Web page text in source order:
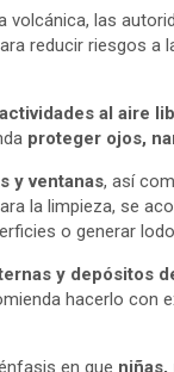
volcánica, las
reducir riesgos a
al aire
proteger ojos,
y ventanas, así
la limpieza, se
o generar
y depósitos
hacerlo con